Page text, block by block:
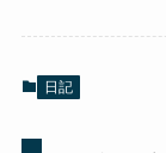
日記